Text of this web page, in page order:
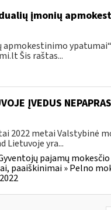
įmonių
ypatumai“
Šis raštas...
ĮVEDUS
2022 metai Valstybinė
Lietuvoje yra...
pajamų
paaiškinimai » Pelno